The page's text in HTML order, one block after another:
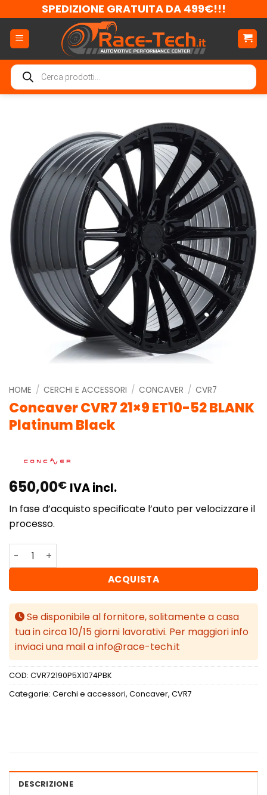
ai
contenuti
SPEDIZIONE GRATUITA DA 499€!!!
Ricerca
prodotti
HOME / CERCHI E ACCESSORI / CONCAVER / CVR7
Concaver CVR7 21×9 ET10-52 BLANK
Platinum Black
650,00€ IVA incl.
In fase d’acquisto specificate l’auto per velocizzare il
processo.
Concaver CVR7 21x9 ET10-52 BLANK Platinum Black
ACQUISTA
Se disponibile al fornitore, solitamente a casa
tua in circa 10/15 giorni lavorativi. Per maggiori info
inviaci una mail a info@race-tech.it
COD: CVR72190P5X1074PBK
Categorie: Cerchi e accessori, Concaver, CVR7
DESCRIZIONE